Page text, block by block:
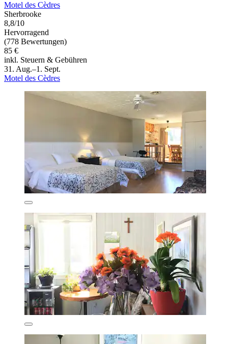
Motel des Cèdres
Sherbrooke
8,8/10
Hervorragend
(778 Bewertungen)
85 €
inkl. Steuern & Gebühren
31. Aug.–1. Sept.
Motel des Cèdres